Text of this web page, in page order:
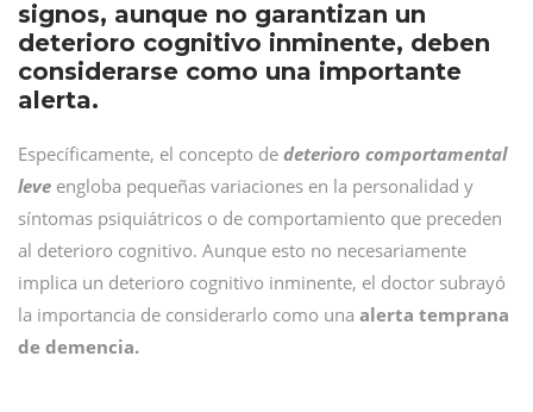
signos, aunque no garantizan un
deterioro cognitivo inminente, deben
considerarse como una importante
alerta.
Específicamente, el concepto de deterioro comportamental
leve engloba pequeñas variaciones en la personalidad y
síntomas psiquiátricos o de comportamiento que preceden
al deterioro cognitivo. Aunque esto no necesariamente
implica un deterioro cognitivo inminente, el doctor subrayó
la importancia de considerarlo como una alerta temprana
de demencia.